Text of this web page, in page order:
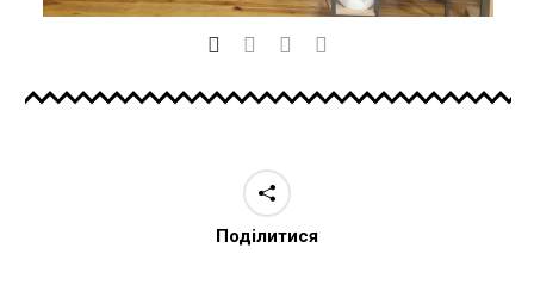
Поділитися